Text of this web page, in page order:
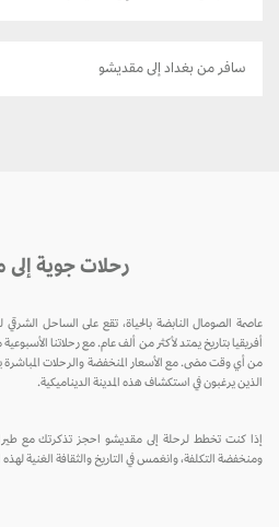
سافر من بغداد إلى مقديشو
رحلات جوية إلى
عاصمة الصومال النابضة بالحياة، تقع على الساحل
أفريقيا بتاريخ يمتد لأكثر من ألف عام. مع رحلاتنا
من أي وقت مضى. مع الأسعار المنخفضة والرحلات المباشرة
الذين يرغبون في استكشاف هذه المدينة الديناميكية.
إذا كنت تخطط لرحلة إلى مقديشو احجز تذكرتك مع
ومنخفضة التكلفة، وانغمس في التاريخ والثقافة الغنية لهذه